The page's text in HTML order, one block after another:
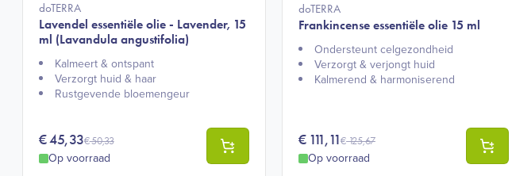
doTERRA
Lavendel essentiële olie - Lavender, 15
ml (Lavandula angustifolia)
Kalmeert & ontspant​
Verzorgt huid & haar​
Rustgevende bloemengeur​
€45,33€50,33
Op voorraad
doTERRA
Frankincense essentiële olie 15 ml
Ondersteunt celgezondheid​
Verzorgt & verjongt huid​
Kalmerend & harmoniserend​
€111,11€125,67
Op voorraad